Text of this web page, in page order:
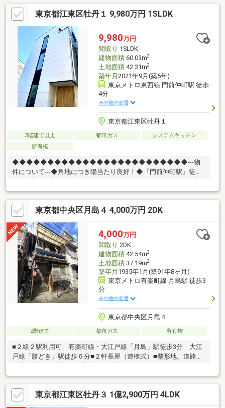
2SLDK◆約5.8帖のルーフバルコニーあり◆全居室に2面窓付き
階段にも窓があり、風通し良好◆食器洗い乾燥機あり◆1316サイ
ズの浴室、浴室乾燥機あり◆温水洗浄便座あり◆窓の断熱、遮熱
を高めるLow-Eガラス採用
東京都江東区牡丹１ 9,980万円 1SLDK
9,980万円
間取り 1SLDK
建物面積60.03m2
土地面積42.31m2
築年月 2021年9月(築5年)
東京メトロ東西線 門前仲町駅 徒歩
4分
その他の交通
東京都江東区牡丹１
3階建て以上 都市ガス
システムキッチン
所有権
◆◆◆◆◆◆◆◆◆◆◆◆◆◆◆◆◆◆◆◆◆◆◆◆◆---物
件について---◆角地につき陽当たり良好！◆『門前仲町駅』徒歩
4分！◆2021年の築浅戸建！---こちらの物件でアドキャストが出
来る事---◆提携銀行のご利用が可能（金利0.595％～）◆物件調査
報告書の作成が可能です◆ライフプランシミュレーション(※LP)の
実施が可能です (※LPとは、住宅購入後の資金シミュレーション
です)◆◆◆◆◆◆◆◆◆◆◆◆◆◆◆◆◆◆◆◆◆◆◆◆◆
東京都中央区月島４ 4,000万円 2DK
4,000万円
間取り 2DK
建物面積42.54m2
土地面積37.19m2
築年月 1935年1月(築91年8ヶ月)
東京メトロ有楽町線 月島駅 徒歩3
分
その他の交通
東京都中央区月島４
2階建て 都市ガス 所有権
■２線２駅利用可 有楽町線・大江戸線「月島」駅徒歩3分 大江
戸線「勝どき」駅徒歩６分■２軒長屋（連棟式）■整形地、道路と
東京都江東区牡丹３ 1億2,900万円 4LDK